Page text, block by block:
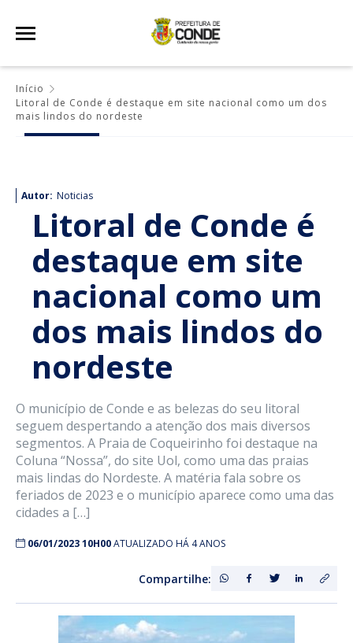
Início
Litoral de Conde é destaque em site nacional como um dos
mais lindos do nordeste
Autor: Noticias
Litoral de Conde é
destaque em site
nacional como um
dos mais lindos do
nordeste
O município de Conde e as belezas do seu litoral
seguem despertando a atenção dos mais diversos
segmentos. A Praia de Coqueirinho foi destaque na
Coluna “Nossa”, do site Uol, como uma das praias
mais lindas do Nordeste. A matéria fala sobre os
feriados de 2023 e o município aparece como uma das
cidades a […]
06/01/2023 10H00ATUALIZADO HÁ 4 ANOS
Compartilhe: